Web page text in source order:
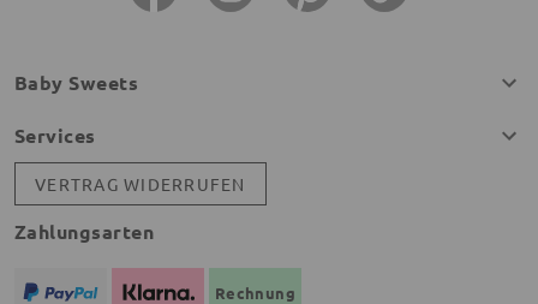
Baby Sweets
Services
VERTRAG WIDERRUFEN
Zahlungsarten
Rechnung